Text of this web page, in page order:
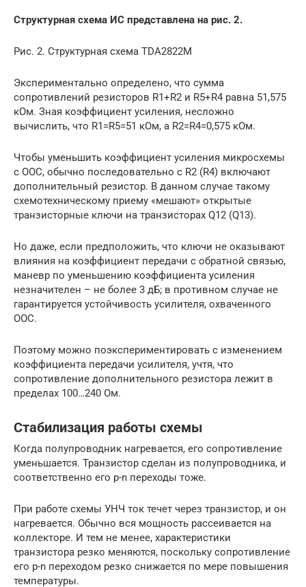
Структурная схема ИС представлена на рис. 2.
Рис. 2. Структурная схема TDA2822M
Экспериментально определено, что сумма
сопротивлений резисторов R1+R2 и R5+R4 равна 51,575
кОм. Зная коэффициент усиления, несложно
вычислить, что R1=R5=51 кОм, а R2=R4=0,575 кОм.
Чтобы уменьшить коэффициент усиления микросхемы
с ООС, обычно последовательно с R2 (R4) включают
дополнительный резистор. В данном случае такому
схемотехническому приему «мешают» открытые
транзисторные ключи на транзисторах Q12 (Q13).
Но даже, если предположить, что ключи не оказывают
влияния на коэффициент передачи с обратной связью,
маневр по уменьшению коэффициента усиления
незначителен – не более 3 дБ; в противном случае не
гарантируется устойчивость усилителя, охваченного
ООС.
Поэтому можно поэкспериментировать с изменением
коэффициента передачи усилителя, учтя, что
сопротивление дополнительного резистора лежит в
пределах 100…240 Ом.
Стабилизация работы схемы
Когда полупроводник нагревается, его сопротивление
уменьшается. Транзистор сделан из полупроводника, и
соответственно его p-n переходы тоже.
При работе схемы УНЧ ток течет через транзистор, и он
нагревается. Обычно вся мощность рассеивается на
коллекторе. И тем не менее, характеристики
транзистора резко меняются, поскольку сопротивление
его p-n переходом резко снижается по мере повышения
температуры.